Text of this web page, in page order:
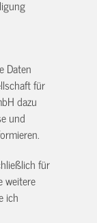
Daten
für
dazu
und
für
weitere
ich